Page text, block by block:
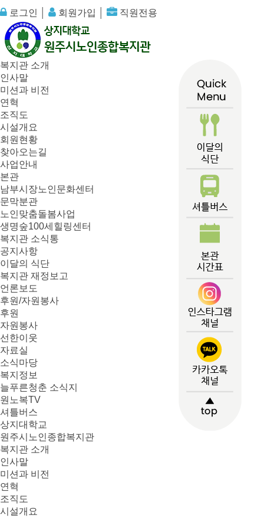
로그인 회원가입 직원전용
복지관 소개
인사말
미션과 비전
연혁
조직도
시설개요
회원현황
찾아오는길
사업안내
본관
남부시장노인문화센터
문막분관
노인맞춤돌봄사업
생명숲100세힐링센터
복지관 소식통
공지사항
이달의 식단
복지관 재정보고
언론보도
후원/자원봉사
후원
자원봉사
선한이웃
자료실
소식마당
복지정보
늘푸른청춘 소식지
원노복TV
셔틀버스
상지대학교
원주시노인종합복지관
복지관 소개
인사말
미션과 비전
연혁
조직도
시설개요